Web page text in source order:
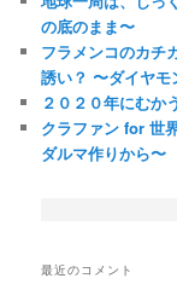
の底のまま〜
フラメンコのカチ
誘い？ 〜ダイヤ
２０２０年にむか
クラファン for 世
ダルマ作りから〜
最近のコメント